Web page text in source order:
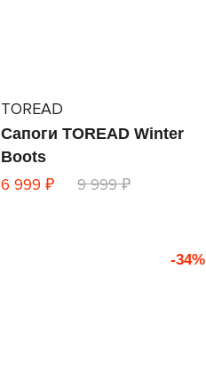
TOREAD
Сапоги TOREAD Winter
Boots
6 999 ₽ 9 999 ₽
-34%